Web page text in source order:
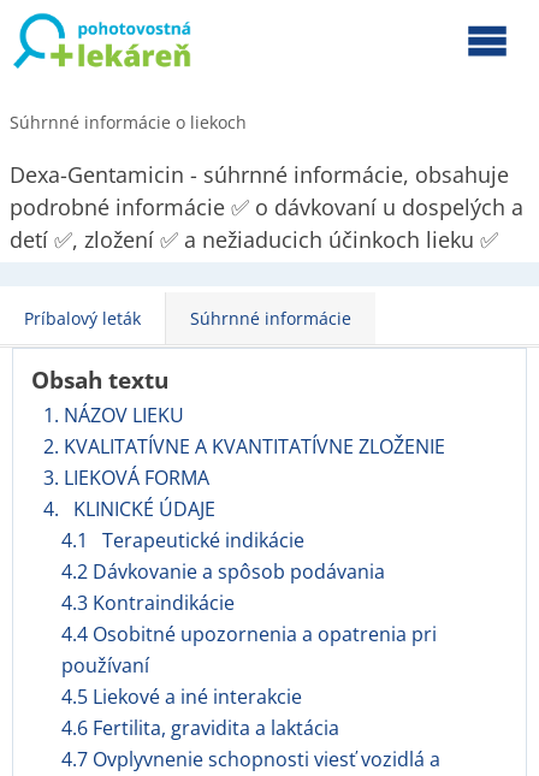
Súhrnné informácie o liekoch
Dexa-Gentamicin - súhrnné informácie, obsahuje
podrobné informácie ✅ o dávkovaní u dospelých a
detí ✅, zložení ✅ a nežiaducich účinkoch lieku ✅
Príbalový leták Súhrnné informácie
Obsah textu
1. NÁZOV LIEKU
2. KVALITATÍVNE A KVANTITATÍVNE ZLOŽENIE
3. LIEKOVÁ FORMA
4. KLINICKÉ ÚDAJE
4.1 Terapeutické indikácie
4.2 Dávkovanie a spôsob podávania
4.3 Kontraindikácie
4.4 Osobitné upozornenia a opatrenia pri
používaní
4.5 Liekové a iné interakcie
4.6 Fertilita, gravidita a laktácia
4.7 Ovplyvnenie schopnosti viesť vozidlá a